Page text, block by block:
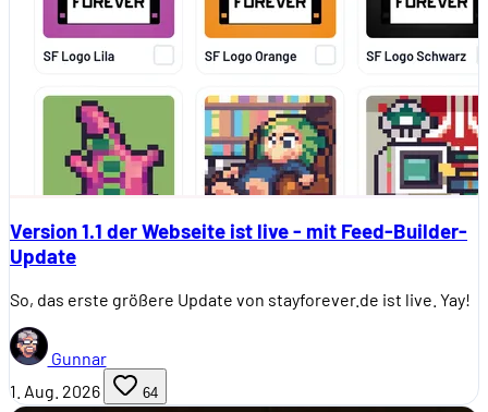
Version 1.1 der Webseite ist live - mit Feed-Builder-
Update
So, das erste größere Update von stayforever.de ist live. Yay!
Gunnar
1. Aug. 2026
64